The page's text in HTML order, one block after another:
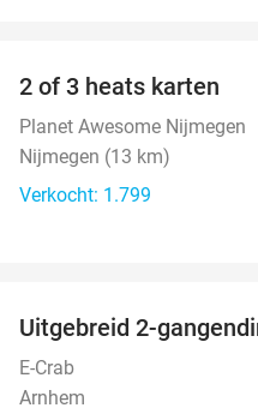
2 of 3 heats karten
Planet Awesome Nijmegen
Nijmegen (13 km)
Verkocht: 1.799
Uitgebreid 2-
E-Crab
Arnhem